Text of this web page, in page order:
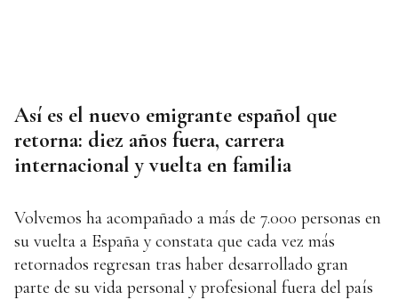
Así es el nuevo emigrante español que
retorna: diez años fuera, carrera
internacional y vuelta en familia
Volvemos ha acompañado a más de 7.000 personas en
su vuelta a España y constata que cada vez más
retornados regresan tras haber desarrollado gran
parte de su vida personal y profesional fuera del país